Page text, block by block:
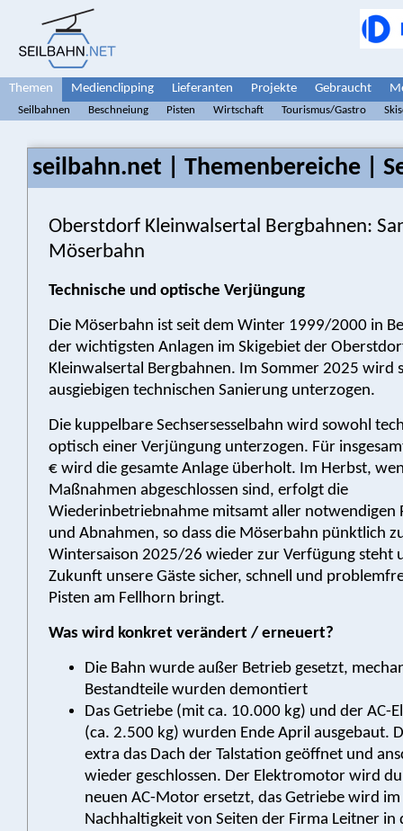
Themen Medienclipping Lieferanten Projekte Gebraucht
Seilbahnen Beschneiung Pisten Wirtschaft Tourismus/Gastro
seilbahn.net | Themenbereiche |
Oberstdorf Kleinwalsertal Bergbahnen:
Möserbahn
Technische und optische Verjüngung
Die Möserbahn ist seit dem Winter 1999/2000 in
der wichtigsten Anlagen im Skigebiet der
Kleinwalsertal Bergbahnen. Im Sommer 2025 wird
ausgiebigen technischen Sanierung unterzogen.
Die kuppelbare Sechsersesselbahn wird sowohl
optisch einer Verjüngung unterzogen. Für
€ wird die gesamte Anlage überholt. Im Herbst,
Maßnahmen abgeschlossen sind, erfolgt die
Wiederinbetriebnahme mitsamt aller notwendigen
und Abnahmen, so dass die Möserbahn pünktlich
Wintersaison 2025/26 wieder zur Verfügung steht
Zukunft unsere Gäste sicher, schnell und
Pisten am Fellhorn bringt.
Was wird konkret verändert / erneuert?
Die Bahn wurde außer Betrieb gesetzt,
Bestandteile wurden demontiert
Das Getriebe (mit ca. 10.000 kg) und der AC-
(ca. 2.500 kg) wurden Ende April ausgebaut.
extra das Dach der Talstation geöffnet und
wieder geschlossen. Der Elektromotor wird
neuen AC-Motor ersetzt, das Getriebe wird im
Nachhaltigkeit von Seiten der Firma Leitner in